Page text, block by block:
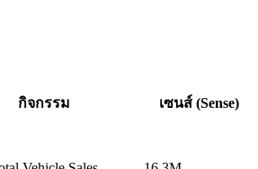
กิจกรรม เซนส์ (Sense)